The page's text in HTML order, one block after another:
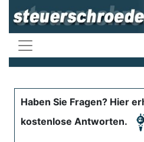
Haben Sie Fragen? Hier
kostenlose Antworten.